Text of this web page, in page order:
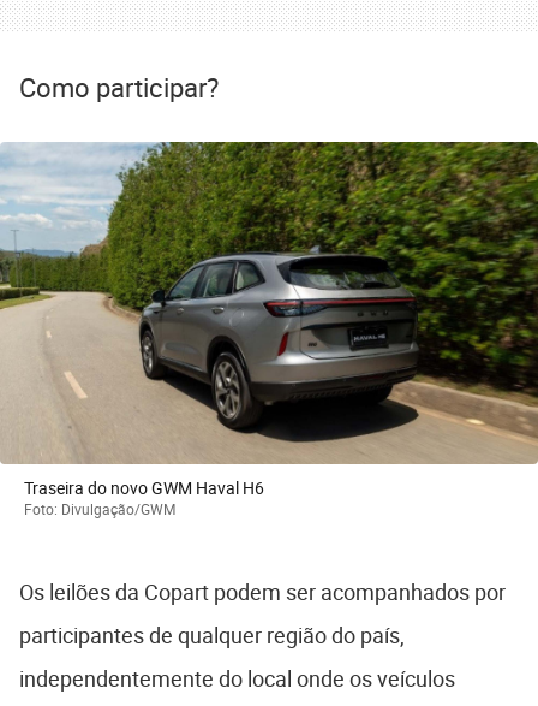
Como participar?
Traseira do novo GWM Haval H6
Foto: Divulgação/GWM
Os leilões da Copart podem ser acompanhados por
participantes de qualquer região do país,
independentemente do local onde os veículos